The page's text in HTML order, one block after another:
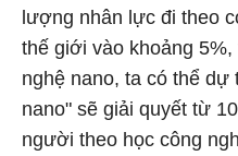
lượng nhân lực đi theo
thế giới vào khoảng
nghệ nano, ta có thể
nano" sẽ giải quyết từ
người theo học công